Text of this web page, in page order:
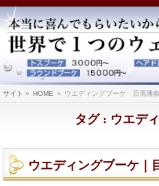
サイト » HOME » ウエディングブーケ 目黒雅
タグ : ウエデ
ウエディングブーケ｜